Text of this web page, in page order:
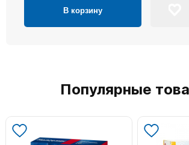
В корзину
Популярные